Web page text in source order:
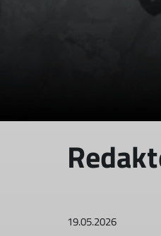
19.05.2026